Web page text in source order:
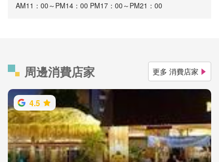
AM11：00～PM14：00 PM17：00～PM21：00
周邊消費店家 更多 消費店家
4.5